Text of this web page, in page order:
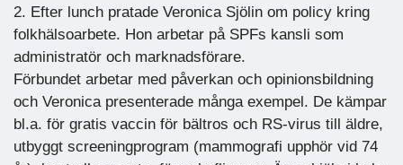
2. Efter lunch pratade Veronica Sjölin om policy kring
folkhälsoarbete. Hon arbetar på SPFs kansli som
administratör och marknadsförare.
Förbundet arbetar med påverkan och opinionsbildning
och Veronica presenterade många exempel. De kämpar
bl.a. för gratis vaccin för bältros och RS-virus till äldre,
utbyggt screeningprogram (mammografi upphör vid 74